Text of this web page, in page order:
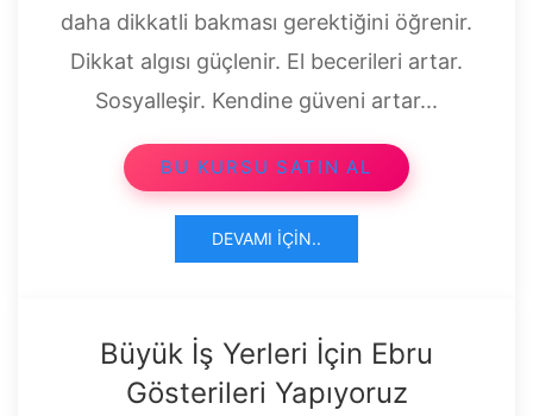
daha dikkatli bakması gerektiğini öğrenir.
Dikkat algısı güçlenir. El becerileri artar.
Sosyalleşir. Kendine güveni artar...
BU KURSU SATIN AL
DEVAMI İÇIN..
Büyük İş Yerleri İçin Ebru
Gösterileri Yapıyoruz